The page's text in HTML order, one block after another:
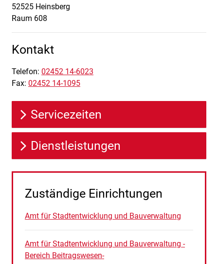
52525 Heinsberg
Raum 608
Kontakt
Telefon: 02452 14-6023
Fax: 02452 14-1095
Servicezeiten
Dienstleistungen
Zuständige Einrichtungen
Amt für Stadtentwicklung und Bauverwaltung
Amt für Stadtentwicklung und Bauverwaltung -
Bereich Beitragswesen-